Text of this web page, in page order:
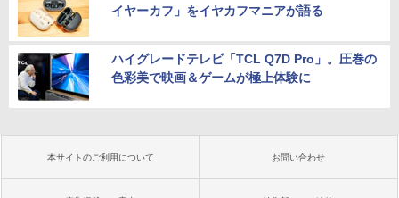
イヤーカフ」をイヤカフマニアが語る
ハイグレードテレビ「TCL Q7D Pro」。圧巻の
色彩美で映画＆ゲームが極上体験に
本サイトのご利用について お問い合わせ